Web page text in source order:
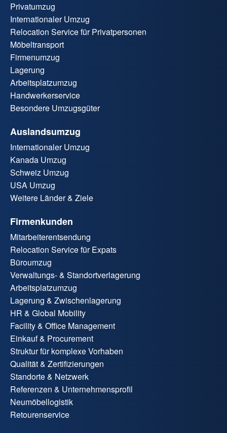
Privatumzug
Internationaler Umzug
Relocation Service für Privatpersonen
Möbeltransport
Firmenumzug
Lagerung
Arbeitsplatzumzug
Handwerkerservice
Besondere Umzugsgüter
Auslandsumzug
Internationaler Umzug
Kanada Umzug
Schweiz Umzug
USA Umzug
Weitere Länder & Ziele
Firmenkunden
Mitarbeiterentsendung
Relocation Service für Expats
Büroumzug
Verwaltungs- & Standortverlagerung
Arbeitsplatzumzug
Lagerung & Zwischenlagerung
HR & Global Mobility
Facility & Office Management
Einkauf & Procurement
Struktur für komplexe Vorhaben
Qualität & Zertifizierungen
Standorte & Netzwerk
Referenzen & Unternehmensprofil
Neumöbellogistik
Retourenservice